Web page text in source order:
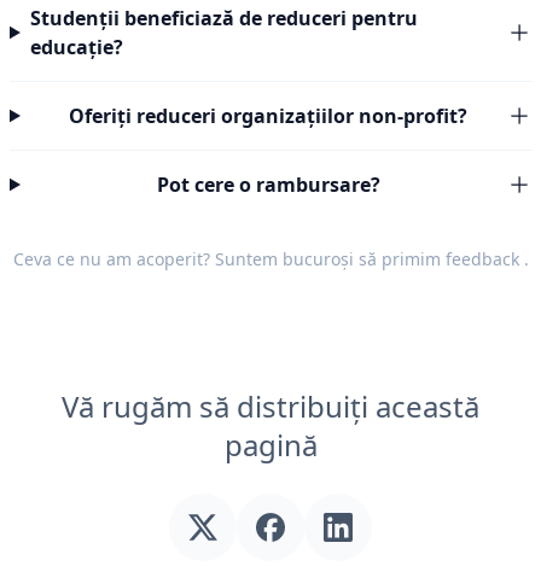
Studenții beneficiază de reduceri pentru
educație?
Oferiți reduceri organizațiilor non-profit?
Pot cere o rambursare?
Ceva ce nu am acoperit? Suntem bucuroși să primim feedback.
Vă rugăm să distribuiți această
pagină